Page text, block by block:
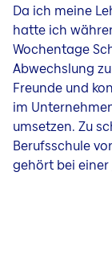
Da ich meine
hatte ich
Wochentage
Abwechslung
Freunde und
im
umsetzen. Zu
Berufsschule
gehört bei einer